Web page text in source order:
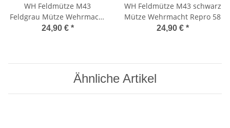
WH Feldmütze M43
Feldgrau Mütze Wehrmacht
Repro 58
24,90 € *
WH Feldmütze M43 schwarz
Mütze Wehrmacht Repro 58
24,90 € *
Ähnliche Artikel